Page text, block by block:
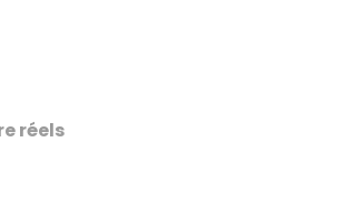
réels